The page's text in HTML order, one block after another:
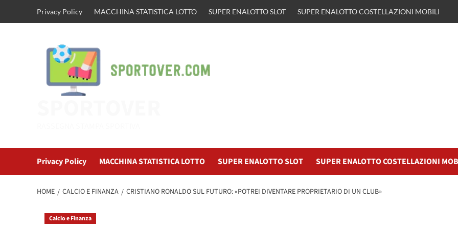
Privacy Policy MACCHINA STATISTICA LOTTO SUPER ENALOTTO SLOT SUPER ENALOTTO COSTELLAZIONI MOBILI
Privacy Policy MACCHINA STATISTICA LOTTO SUPER ENALOTTO SLOT SUPER ENALOTTO COSTELLAZIONI
HOME CALCIO E FINANZA CRISTIANO RONALDO SUL FUTURO: «POTREI DIVENTARE PROPRIETARIO DI UN CLUB»
Calcio e Finanza